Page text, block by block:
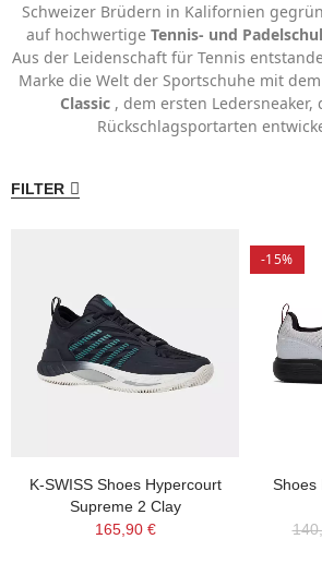
Schweizer Brüdern in Kalifornien
auf hochwertige Tennis- und
Aus der Leidenschaft für Tennis
Marke die Welt der Sportschuhe mit
Classic , dem ersten
Rückschlagsportarten
FILTER
K-SWISS Shoes Hypercourt
Supreme 2 Clay
165,90 €
-15%
Shoes